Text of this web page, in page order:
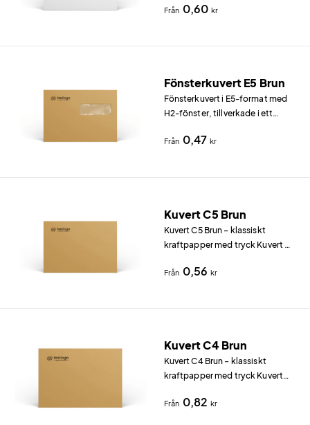
80 g/m² (återvunnen fiber, FSC).
Från 0,60 kr
Fönsterkuvert E5 Brun
Fönsterkuvert i E5-format med
H2-fönster, tillverkade i ett
Från 0,47 kr
Kuvert C5 Brun
Kuvert C5 Brun – klassiskt
kraftpapper med tryck Kuvert C5
g/m² ger en naturlig och
Från 0,56 kr
Kuvert C4 Brun
Kuvert C4 Brun – klassiskt
kraftpapper med tryck Kuvert
100 g/m² (Svanenmärkt) ger en
Från 0,82 kr